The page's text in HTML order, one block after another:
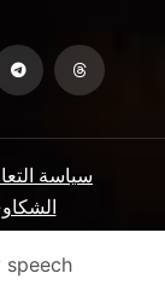
سياسة
ميثاق